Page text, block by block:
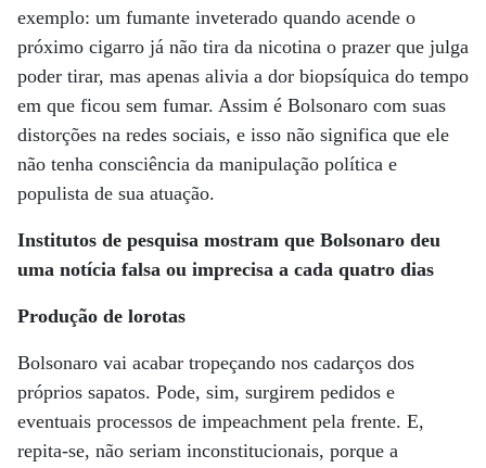
exemplo: um fumante inveterado quando acende o
próximo cigarro já não tira da nicotina o prazer que julga
poder tirar, mas apenas alivia a dor biopsíquica do tempo
em que ficou sem fumar. Assim é Bolsonaro com suas
distorções na redes sociais, e isso não significa que ele
não tenha consciência da manipulação política e
populista de sua atuação.
Institutos de pesquisa mostram que Bolsonaro deu
uma notícia falsa ou imprecisa a cada quatro dias
Produção de lorotas
Bolsonaro vai acabar tropeçando nos cadarços dos
próprios sapatos. Pode, sim, surgirem pedidos e
eventuais processos de impeachment pela frente. E,
repita-se, não seriam inconstitucionais, porque a